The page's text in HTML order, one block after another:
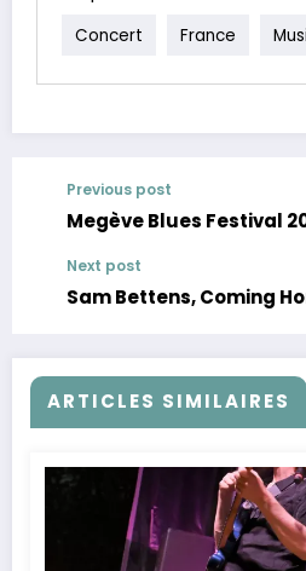
Concert France
Previous post
Megève Blues Festival
Next post
Sam Bettens, Coming
ARTICLES SIMILAIRES